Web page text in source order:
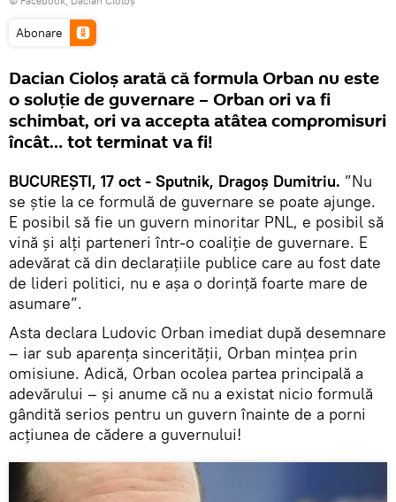
Abonare
Dacian Cioloș arată că formula Orban nu este
o soluție de guvernare – Orban ori va fi
schimbat, ori va accepta atâtea compromisuri
încât… tot terminat va fi!
BUCUREȘTI, 17 oct - Sputnik, Dragoș Dumitriu. ”Nu
se ştie la ce formulă de guvernare se poate ajunge.
E posibil să fie un guvern minoritar PNL, e posibil să
vină şi alţi parteneri într-o coaliţie de guvernare. E
adevărat că din declaraţiile publice care au fost date
de lideri politici, nu e aşa o dorinţă foarte mare de
asumare”.
Asta declara Ludovic Orban imediat după desemnare
– iar sub aparența sincerității, Orban mințea prin
omisiune. Adică, Orban ocolea partea principală a
adevărului – și anume că nu a existat nicio formulă
gândită serios pentru un guvern înainte de a porni
acțiunea de cădere a guvernului!